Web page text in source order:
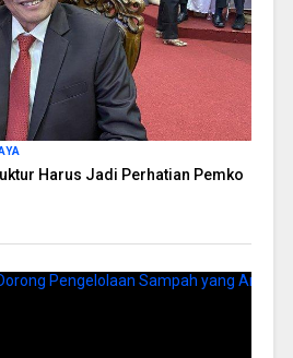
Harus Jadi Perhatian Pemko